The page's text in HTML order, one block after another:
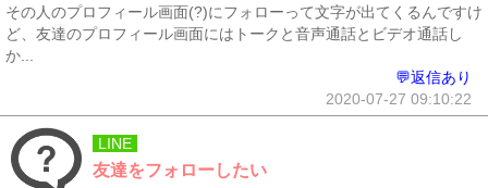
その人のプロフィール画面(?)にフォローって文字が出てくるんですけ
ど、友達のプロフィール画面にはトークと音声通話とビデオ通話し
か...
💬返信あり
2020-07-27 09:10:22
LINE
友達をフォローしたい